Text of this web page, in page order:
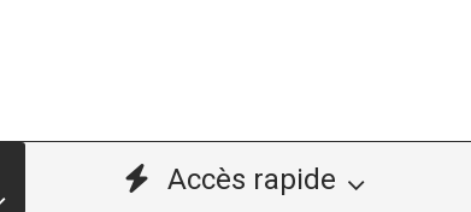
Accès rapide